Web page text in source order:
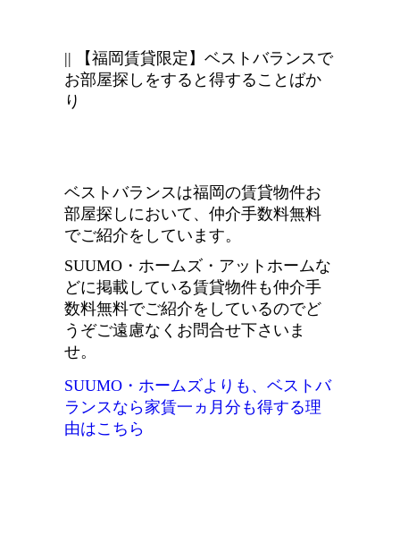
|| 【福岡賃貸限定】ベストバランスで
お部屋探しをすると得することばか
り
ベストバランスは福岡の賃貸物件お
部屋探しにおいて、仲介手数料無料
でご紹介をしています。
SUUMO・ホームズ・アットホームな
どに掲載している賃貸物件も仲介手
数料無料でご紹介をしているのでど
うぞご遠慮なくお問合せ下さいま
せ。
SUUMO・ホームズよりも、ベストバ
ランスなら家賃一ヵ月分も得する理
由はこちら